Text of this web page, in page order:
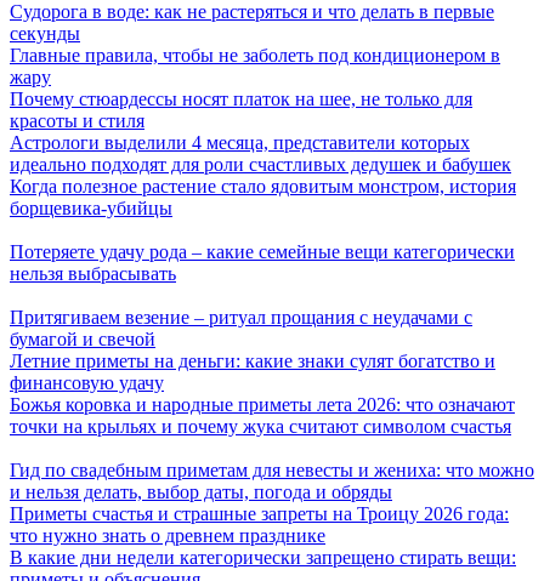
Судорога в воде: как не растеряться и что делать в первые
секунды
Главные правила, чтобы не заболеть под кондиционером в
жару
Почему стюардессы носят платок на шее, не только для
красоты и стиля
Астрологи выделили 4 месяца, представители которых
идеально подходят для роли счастливых дедушек и бабушек
Когда полезное растение стало ядовитым монстром, история
борщевика-убийцы
Потеряете удачу рода – какие семейные вещи категорически
нельзя выбрасывать
Притягиваем везение – ритуал прощания с неудачами с
бумагой и свечой
Летние приметы на деньги: какие знаки сулят богатство и
финансовую удачу
Божья коровка и народные приметы лета 2026: что означают
точки на крыльях и почему жука считают символом счастья
Гид по свадебным приметам для невесты и жениха: что можно
и нельзя делать, выбор даты, погода и обряды
Приметы счастья и страшные запреты на Троицу 2026 года:
что нужно знать о древнем празднике
В какие дни недели категорически запрещено стирать вещи: